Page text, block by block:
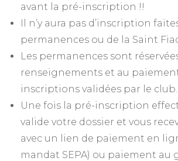
avant la pré-inscription !!
Il n’y aura pas d’inscription
permanences ou de la Saint
Les permanences sont
renseignements et au
inscriptions validées par le club.
Une fois la pré-inscription
valide votre dossier et vous
avec un lien de paiement en
mandat SEPA) ou paiement au